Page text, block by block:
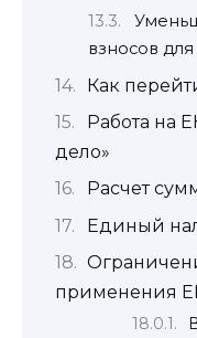
взносов
Как
Работа на
дело»
Расчет
Единый
применения